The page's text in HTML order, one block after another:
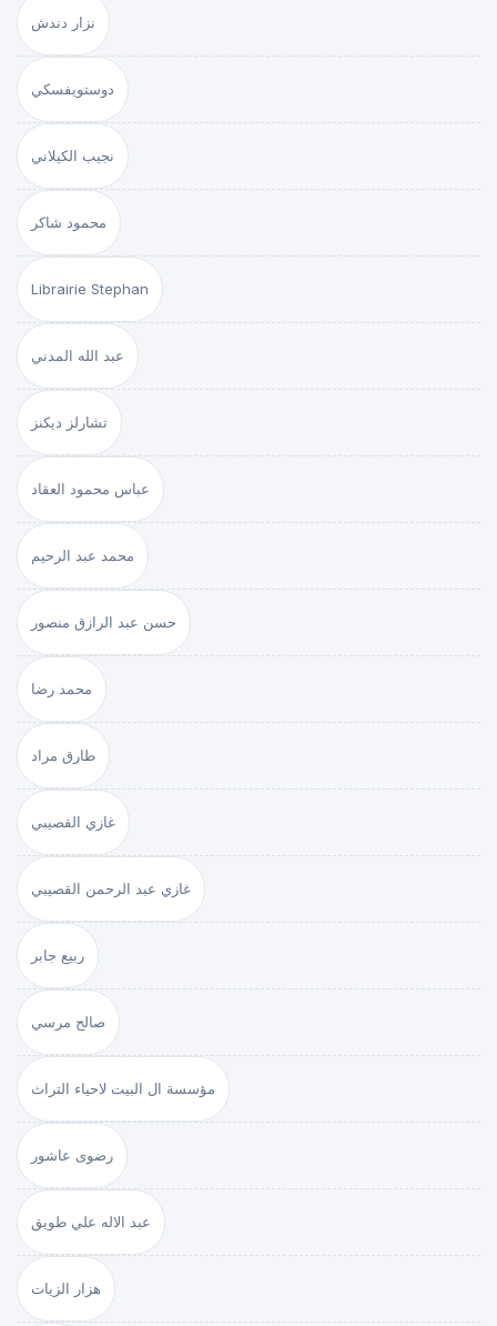
نزار دندش
دوستويفسكي
نجيب الكيلاني
محمود شاكر
Librairie Stephan
عبد الله المدني
تشارلز ديكنز
عباس محمود العقاد
محمد عبد الرحيم
حسن عبد الرازق منصور
محمد رضا
طارق مراد
غازي القصيبي
غازي عبد الرحمن القصيبي
ربيع جابر
صالح مرسي
مؤسسة ال البيت لاحياء التراث
رضوى عاشور
عبد الاله علي طويق
هزار الزيات